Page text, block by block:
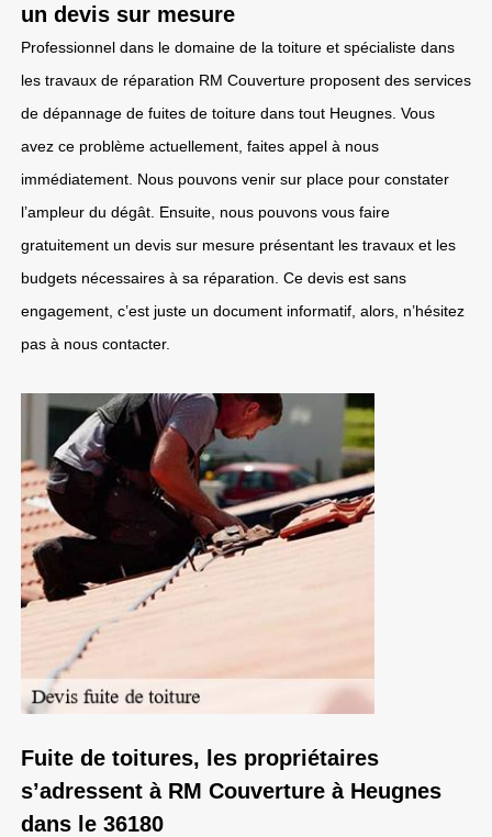
un devis sur mesure
Professionnel dans le domaine de la toiture et spécialiste dans
les travaux de réparation RM Couverture proposent des services
de dépannage de fuites de toiture dans tout Heugnes. Vous
avez ce problème actuellement, faites appel à nous
immédiatement. Nous pouvons venir sur place pour constater
l’ampleur du dégât. Ensuite, nous pouvons vous faire
gratuitement un devis sur mesure présentant les travaux et les
budgets nécessaires à sa réparation. Ce devis est sans
engagement, c’est juste un document informatif, alors, n’hésitez
pas à nous contacter.
Fuite de toitures, les propriétaires
s’adressent à RM Couverture à Heugnes
dans le 36180